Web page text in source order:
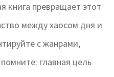
превращает этот
между хаосом дня и
с жанрами,
главная цель